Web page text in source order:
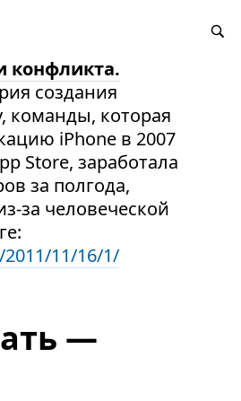
конфликта.
создания
команды, которая
iPhone в 2007
Store, заработала
за полгода,
за человеческой
11/16/1/
—